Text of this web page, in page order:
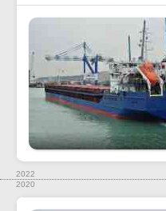
2022
2020